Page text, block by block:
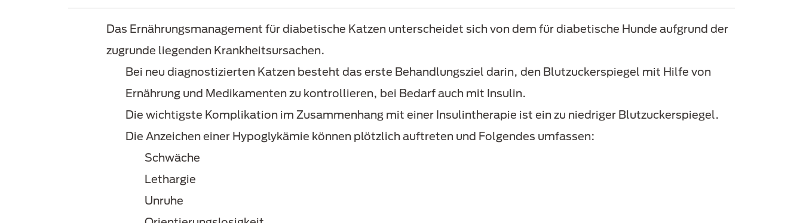
Das Ernährungsmanagement für diabetische Katzen unterscheidet sich von dem für diabetische Hunde aufgrund der
zugrunde liegenden Krankheitsursachen.
Bei neu diagnostizierten Katzen besteht das erste Behandlungsziel darin, den Blutzuckerspiegel mit Hilfe von
Ernährung und Medikamenten zu kontrollieren, bei Bedarf auch mit Insulin.
Die wichtigste Komplikation im Zusammenhang mit einer Insulintherapie ist ein zu niedriger Blutzuckerspiegel.
Die Anzeichen einer Hypoglykämie können plötzlich auftreten und Folgendes umfassen:
Schwäche
Lethargie
Unruhe